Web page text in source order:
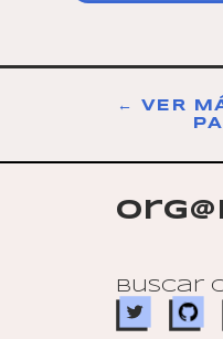
← VER
Buscar